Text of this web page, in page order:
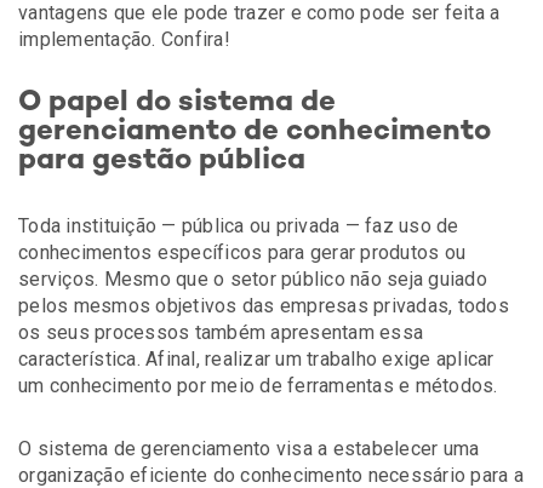
vantagens que ele pode trazer e como pode ser feita a
implementação. Confira!
O papel do sistema de
gerenciamento de conhecimento
para gestão pública
Toda instituição — pública ou privada — faz uso de
conhecimentos específicos para gerar produtos ou
serviços. Mesmo que o setor público não seja guiado
pelos mesmos objetivos das empresas privadas, todos
os seus processos também apresentam essa
característica. Afinal, realizar um trabalho exige aplicar
um conhecimento por meio de ferramentas e métodos.
O sistema de gerenciamento visa a estabelecer uma
organização eficiente do conhecimento necessário para a